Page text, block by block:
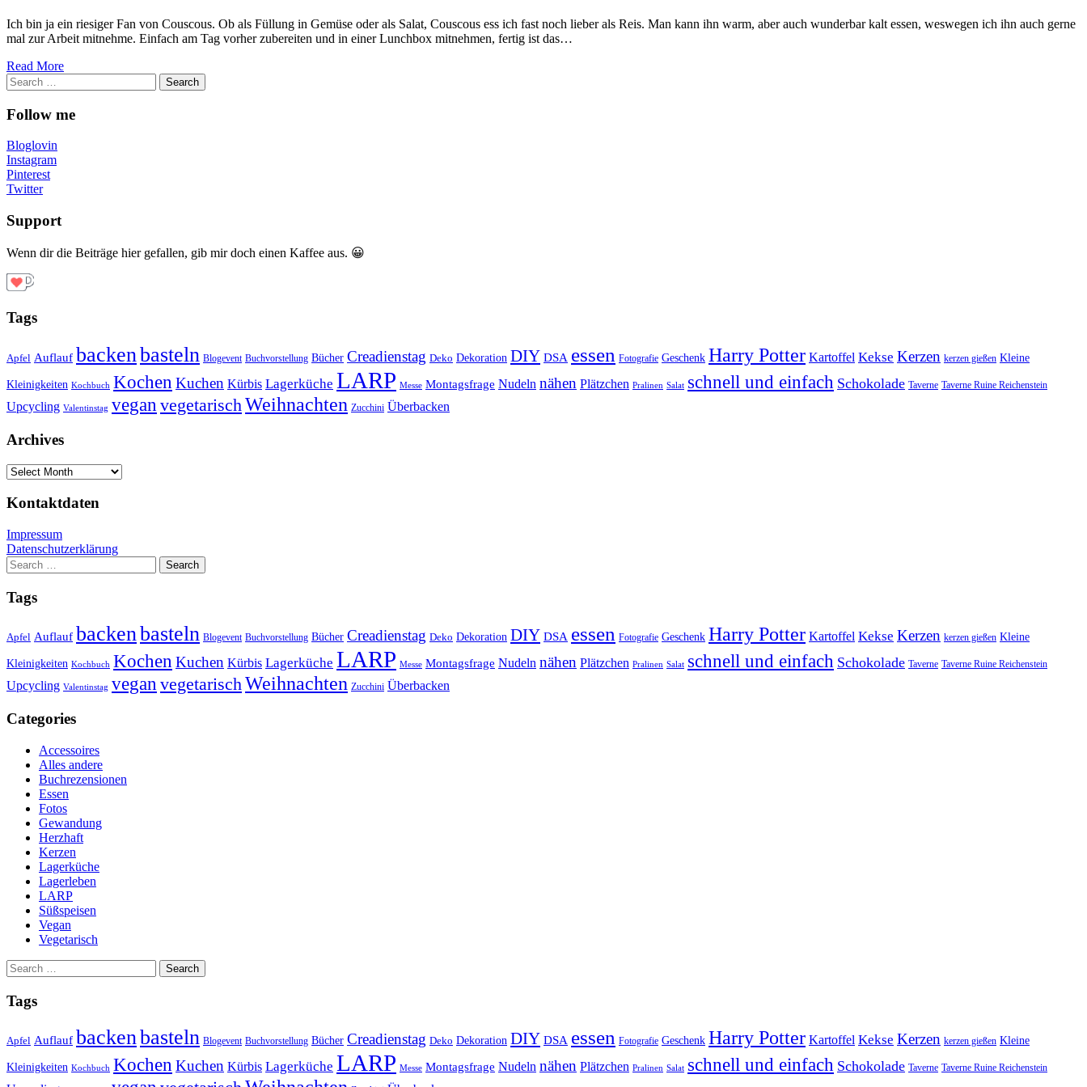
Ich bin ja ein riesiger Fan von Couscous. Ob als Füllung in Gemüse oder als Salat, Couscous ess ich fast noch lieber als Reis. Man kann ihn warm, aber auch wunderbar kalt essen, weswegen ich ihn auch gerne
mal zur Arbeit mitnehme. Einfach am Tag vorher zubereiten und in einer Lunchbox mitnehmen, fertig ist das…
Read More
Search
for:
Follow me
Bloglovin
Instagram
Pinterest
Twitter
Support
Wenn dir die Beiträge hier gefallen, gib mir doch einen Kaffee aus. 😀
Tags
Apfel Auflauf backenbasteln Blogevent Buchvorstellung Bücher Creadienstag Deko Dekoration DIY DSA essen Fotografie Geschenk Harry Potter Kartoffel Kekse Kerzen kerzen gießen Kleine
Kleinigkeiten Kochbuch Kochen Kuchen Kürbis Lagerküche LARP Messe Montagsfrage Nudeln nähen Plätzchen Pralinen Salat schnell und einfach Schokolade Taverne Taverne Ruine Reichenstein
Upcycling Valentinstag vegan vegetarischWeihnachten Zucchini Überbacken
Archives
Archives
Kontaktdaten
Impressum
Datenschutzerklärung
Search
for:
Tags
Apfel Auflauf backenbasteln Blogevent Buchvorstellung Bücher Creadienstag Deko Dekoration DIY DSA essen Fotografie Geschenk Harry Potter Kartoffel Kekse Kerzen kerzen gießen Kleine
Kleinigkeiten Kochbuch Kochen Kuchen Kürbis Lagerküche LARP Messe Montagsfrage Nudeln nähen Plätzchen Pralinen Salat schnell und einfach Schokolade Taverne Taverne Ruine Reichenstein
Upcycling Valentinstag vegan vegetarischWeihnachten Zucchini Überbacken
Categories
Accessoires
Alles andere
Buchrezensionen
Essen
Fotos
Gewandung
Herzhaft
Kerzen
Lagerküche
Lagerleben
LARP
Süßspeisen
Vegan
Vegetarisch
Search
for:
Tags
Apfel Auflauf backenbasteln Blogevent Buchvorstellung Bücher Creadienstag Deko Dekoration DIY DSA essen Fotografie Geschenk Harry Potter Kartoffel Kekse Kerzen kerzen gießen Kleine
Kleinigkeiten Kochbuch Kochen Kuchen Kürbis Lagerküche LARP Messe Montagsfrage Nudeln nähen Plätzchen Pralinen Salat schnell und einfach Schokolade Taverne Taverne Ruine Reichenstein